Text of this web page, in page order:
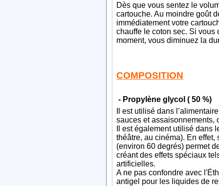
Dès que vous sentez le
cartouche. Au moindre goût
immédiatement votre
chauffe le coton sec. Si
moment, vous diminuez la
COMPOSITION
- Propylène glycol ( 50 %)
Il est utilisé dans
sauces et assaisonnements,
Il est également utilisé dans
théâtre, au cinéma). En
(environ 60 degrés) permet
créant des effets spéciaux
artificielles.
A ne pas confondre avec
antigel pour les liquides de